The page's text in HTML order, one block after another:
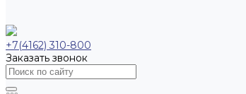
+7(4162) 310-800
Заказать звонок